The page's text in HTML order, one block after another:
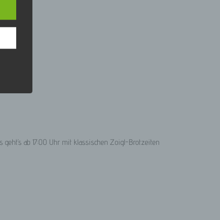
ab 17:00 Uhr mit klassischen Zoigl-Brotzeiten